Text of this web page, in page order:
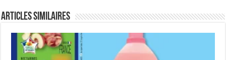
Articles Similaires